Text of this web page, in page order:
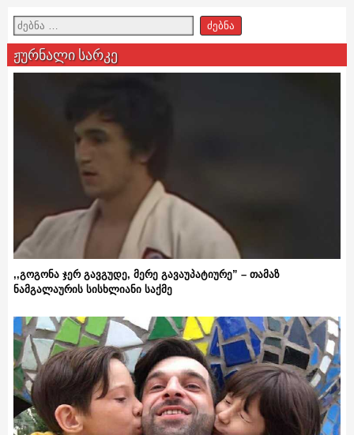
ჟურნალი სარკე
,,გოგონა ჯერ გავგუდე, მერე გავაუპატიურე” – თამაზ
ნამგალაურის სისხლიანი საქმე